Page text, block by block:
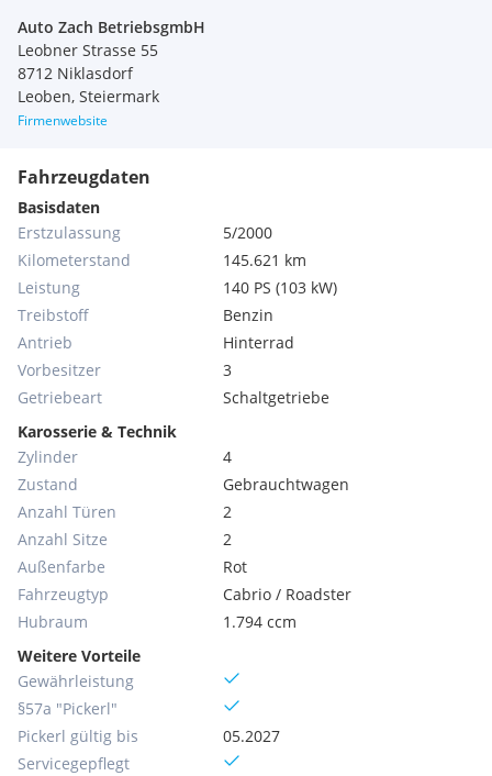
Auto Zach BetriebsgmbH
Leobner Strasse 55
8712 Niklasdorf
Leoben, Steiermark
Firmenwebsite
Fahrzeugdaten
Basisdaten
Erstzulassung
5/2000
Kilometerstand
145.621 km
Leistung
140 PS (103 kW)
Treibstoff
Benzin
Antrieb
Hinterrad
Vorbesitzer
3
Getriebeart
Schaltgetriebe
Karosserie & Technik
Zylinder
4
Zustand
Gebrauchtwagen
Anzahl Türen
2
Anzahl Sitze
2
Außenfarbe
Rot
Fahrzeugtyp
Cabrio / Roadster
Hubraum
1.794 ccm
Weitere Vorteile
Gewährleistung
§57a "Pickerl"
Pickerl gültig bis
05.2027
Servicegepflegt